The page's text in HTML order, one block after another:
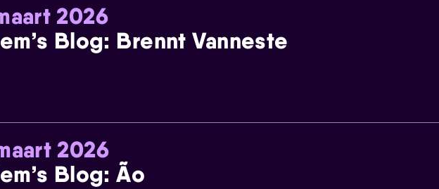
2026
Blog: Brennt Vanneste
2026
Blog: Ão